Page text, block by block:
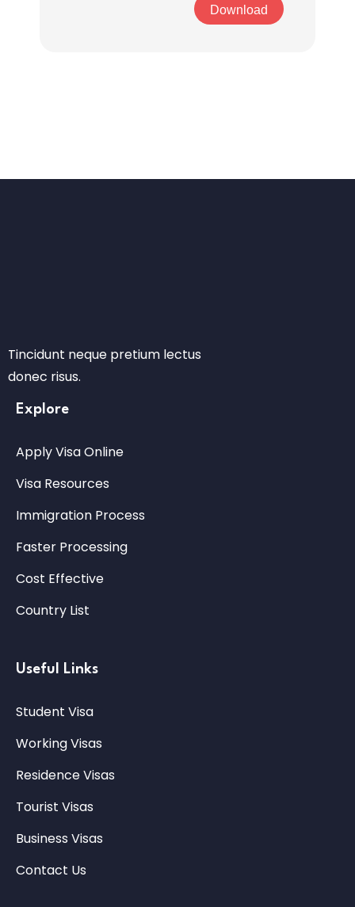
Download
Tincidunt neque pretium lectus
donec risus.
Explore
Apply Visa Online
Visa Resources
Immigration Process
Faster Processing
Cost Effective
Country List
Useful Links
Student Visa
Working Visas
Residence Visas
Tourist Visas
Business Visas
Contact Us